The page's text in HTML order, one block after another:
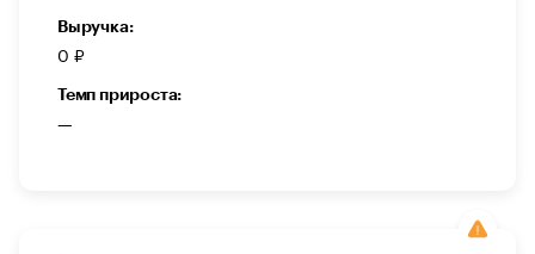
Выручка:
0 ₽
Темп прироста:
—